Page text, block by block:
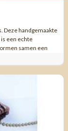
Deze handgemaakte
een echte
samen een